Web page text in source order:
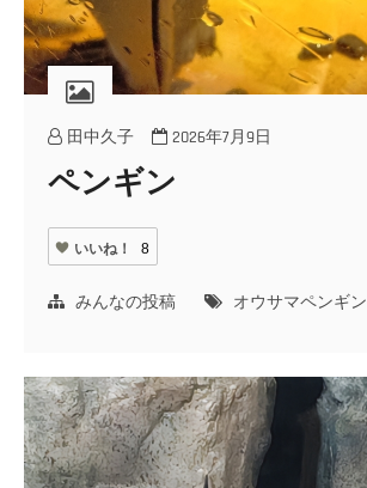
田中久子 2026年7月9日
ペンギン
いいね！ 8
みんなの投稿 オウサマペンギン